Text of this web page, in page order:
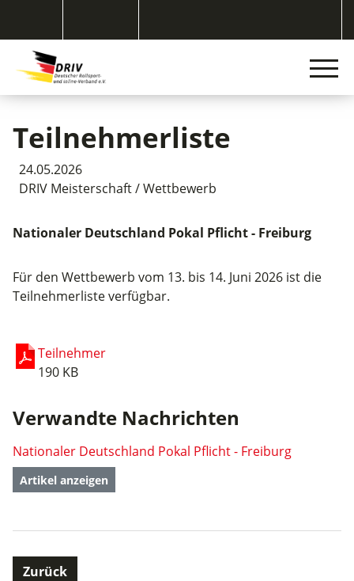
Teilnehmerliste
24.05.2026
DRIV Meisterschaft / Wettbewerb
Nationaler Deutschland Pokal Pflicht - Freiburg
Für den Wettbewerb vom 13. bis 14. Juni 2026 ist die
Teilnehmerliste verfügbar.
Teilnehmer
190 KB
Verwandte Nachrichten
Nationaler Deutschland Pokal Pflicht - Freiburg
Artikel anzeigen
Zurück